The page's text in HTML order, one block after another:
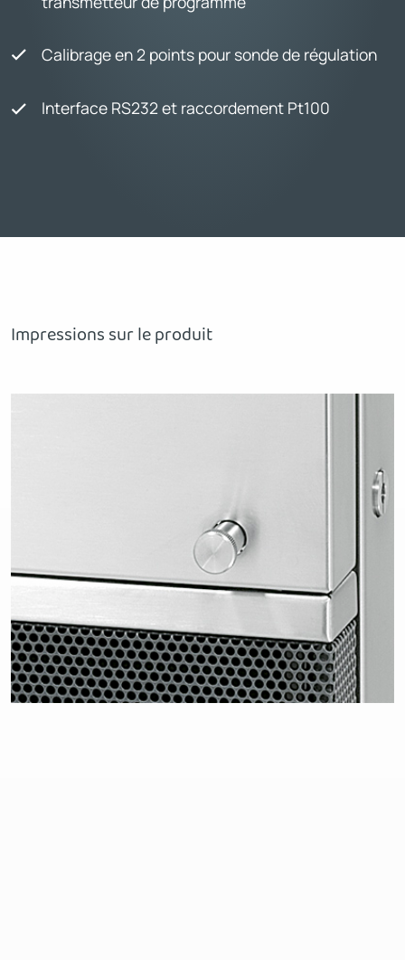
Calibrage en 2 points pour sonde de régulation
Interface RS232 et raccordement Pt100
Impressions sur le produit